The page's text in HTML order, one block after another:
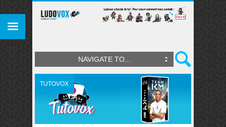
NAVIGATE TO...
TUTOVOX